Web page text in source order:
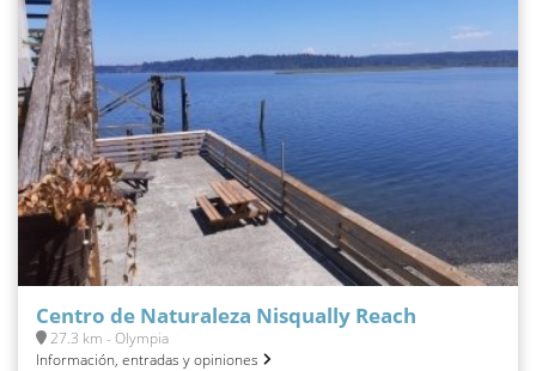
Centro de Naturaleza Nisqually Reach
27.3 km - Olympia
Información, entradas y opiniones